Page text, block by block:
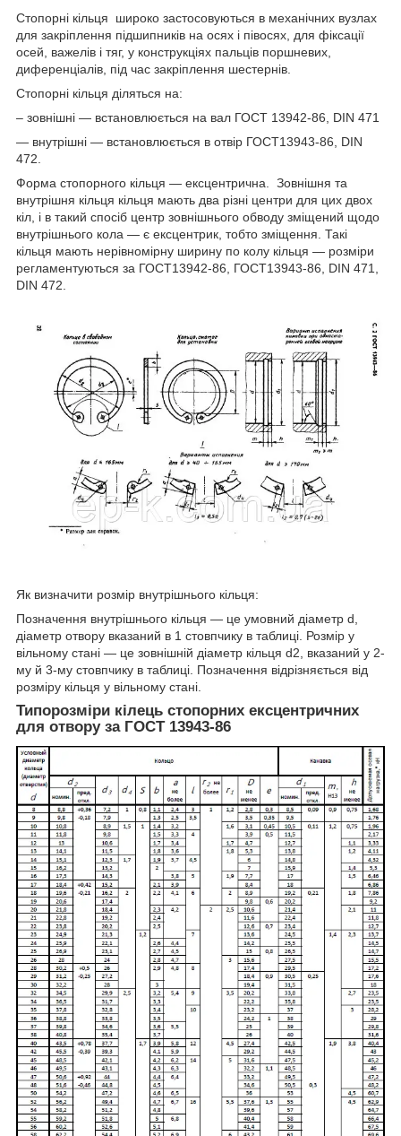
Стопорні кільця широко застосовуються в механічних вузлах
для закріплення підшипників на осях і півосях, для фіксації
осей, важелів і тяг, у конструкціях пальців поршневих,
диференціалів, під час закріплення шестернів.
Стопорні кільця діляться на:
– зовнішні — встановлюється на вал ГОСТ 13942-86, DIN 471
— внутрішні — встановлюється в отвір ГОСТ13943-86, DIN
472.
Форма стопорного кільця — ексцентрична. Зовнішня та
внутрішня кільця кільця мають два різні центри для цих двох
кіл, і в такий спосіб центр зовнішнього обводу зміщений щодо
внутрішнього кола — є ексцентрик, тобто зміщення. Такі
кільця мають нерівномірну ширину по колу кільця — розміри
регламентуються за ГОСТ13942-86, ГОСТ13943-86, DIN 471,
DIN 472.
Як визначити розмір внутрішнього кільця:
Позначення внутрішнього кільця — це умовний діаметр d,
діаметр отвору вказаний в 1 стовпчику в таблиці. Розмір у
вільному стані — це зовнішній діаметр кільця d2, вказаний у 2-
му й 3-му стовпчику в таблиці. Позначення відрізняється від
розміру кільця у вільному стані.
Типорозміри кілець стопорних ексцентричних
для отвору за ГОСТ 13943-86